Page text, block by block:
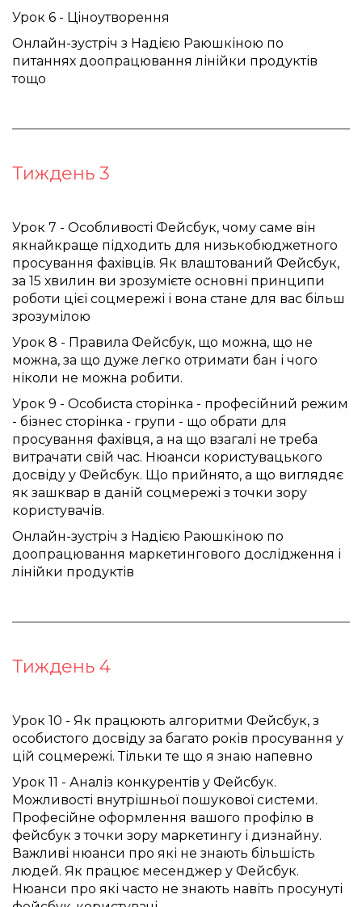
Урок 6 - Ціноутворення
Онлайн-зустріч з Надією Раюшкіною по
питаннях доопрацювання лінійки продуктів
тощо
Тиждень 3
Урок 7 - Особливості Фейсбук, чому саме він
якнайкраще підходить для низькобюджетного
просування фахівців. Як влаштований Фейсбук,
за 15 хвилин ви зрозумієте основні принципи
роботи цієї соцмережі і вона стане для вас більш
зрозумілою
Урок 8 - Правила Фейсбук, що можна, що не
можна, за що дуже легко отримати бан і чого
ніколи не можна робити.
Урок 9 - Особиста сторінка - професійний режим
- бізнес сторінка - групи - що обрати для
просування фахівця, а на що взагалі не треба
витрачати свій час. Нюанси користувацького
досвіду у Фейсбук. Що прийнято, а що виглядяє
як зашквар в даній соцмережі з точки зору
користувачів.
Онлайн-зустріч з Надією Раюшкіною по
доопрацювання маркетингового дослідження і
лінійки продуктів
Тиждень 4
Урок 10 - Як працюють алгоритми Фейсбук, з
особистого досвіду за багато років просування у
цій соцмережі. Тільки те що я знаю напевно
Урок 11 - Аналіз конкурентів у Фейсбук.
Можливості внутрішньої пошукової системи.
Професійне оформлення вашого профілю в
фейсбук з точки зору маркетингу і дизнайну.
Важливі нюанси про які не знають більшість
людей. Як працює месенджер у Фейсбук.
Нюанси про які часто не знають навіть просунуті